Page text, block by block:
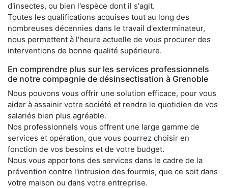
d'insectes, ou bien l'espèce dont il s'agit.
Toutes les qualifications acquises tout au long des
nombreuses décennies dans le travail d'exterminateur,
nous permettent à l'heure actuelle de vous procurer des
interventions de bonne qualité supérieure.
En comprendre plus sur les services professionnels
de notre compagnie de désinsectisation à Grenoble
Nous pouvons vous offrir une solution efficace, pour vous
aider à assainir votre société et rendre le quotidien de vos
salariés bien plus agréable.
Nos professionnels vous offrent une large gamme de
services et opération, que vous pourrez choisir en
fonction de vos besoins et de votre budget.
Nous vous apportons des services dans le cadre de la
prévention contre l'intrusion des fourmis, que ce soit dans
votre maison ou dans votre entreprise.